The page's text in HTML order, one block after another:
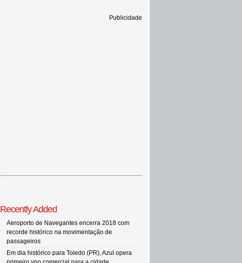
Publicidade
Recently Added
Aeroporto de Navegantes encerra 2018 com
recorde histórico na movimentação de
passageiros
Em dia histórico para Toledo (PR), Azul opera